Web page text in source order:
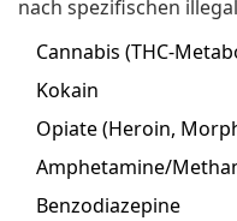
nach spezifischen
Cannabis (THC-
Kokain
Opiate (Heroin,
Amphetamine/
Benzodiazepine